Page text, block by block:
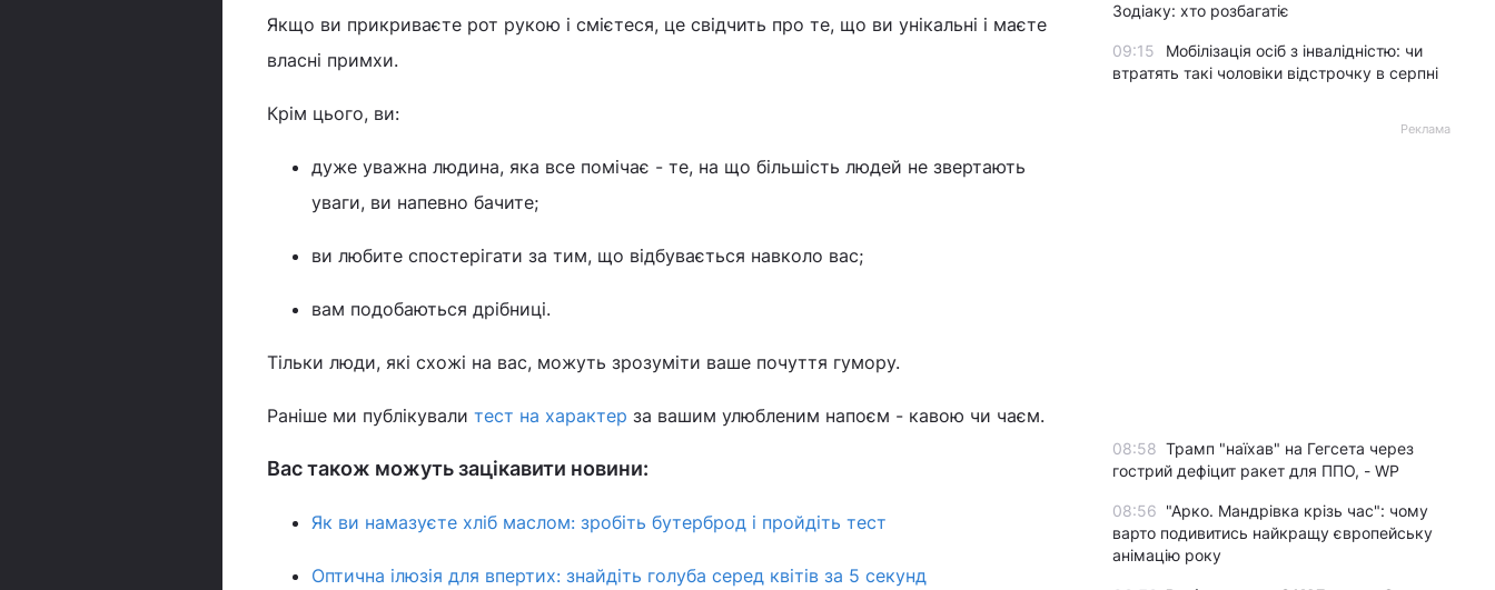
Якщо ви прикриваєте рот рукою і смієтеся, це свідчить про те, що ви унікальні і маєте
власні примхи.
Крім цього, ви:
дуже уважна людина, яка все помічає - те, на що більшість людей не звертають
уваги, ви напевно бачите;
ви любите спостерігати за тим, що відбувається навколо вас;
вам подобаються дрібниці.
Тільки люди, які схожі на вас, можуть зрозуміти ваше почуття гумору.
Раніше ми публікували тест на характер за вашим улюбленим напоєм - кавою чи чаєм.
Вас також можуть зацікавити новини:
Як ви намазуєте хліб маслом: зробіть бутерброд і пройдіть тест
Оптична ілюзія для впертих: знайдіть голуба серед квітів за 5 секунд
Зодіаку: хто розбагатіє
09:15
Мобілізація осіб з інвалідністю: чи
втратять такі чоловіки відстрочку в серпні
Реклама
08:58 Трамп "наїхав" на Гегсета через
гострий дефіцит ракет для ППО, - WP
08:56 "Арко. Мандрівка крізь час": чому
варто подивитись найкращу європейську
анімацію року